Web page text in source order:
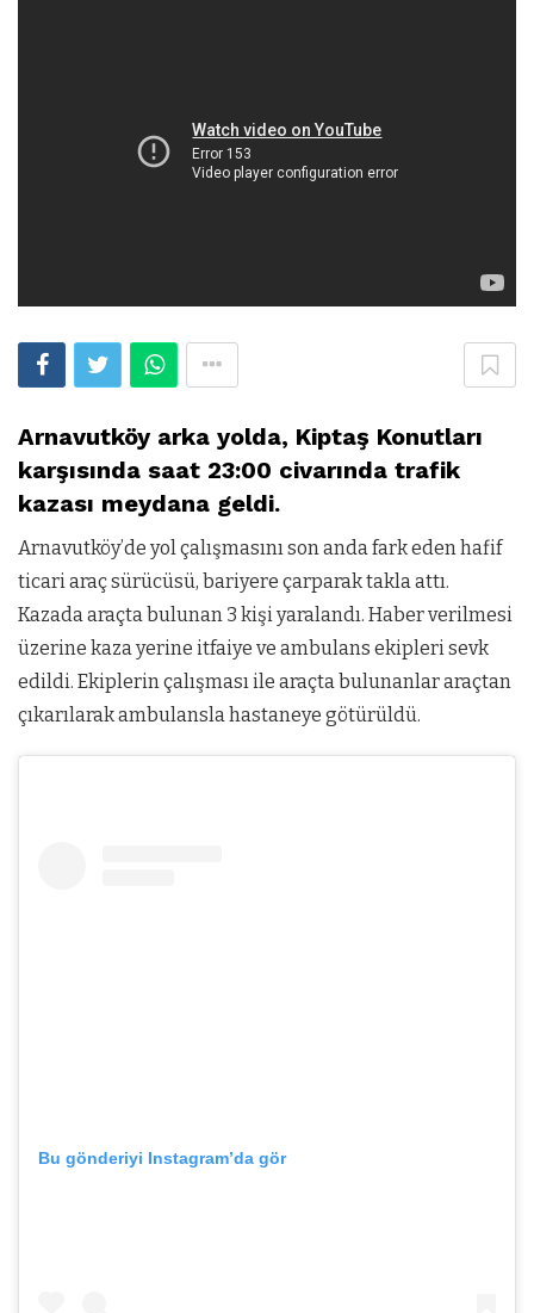
Arnavutköy arka yolda, Kiptaş Konutları
karşısında saat 23:00 civarında trafik
kazası meydana geldi.
Arnavutköy’de yol çalışmasını son anda fark eden hafif
ticari araç sürücüsü, bariyere çarparak takla attı.
Kazada araçta bulunan 3 kişi yaralandı. Haber verilmesi
üzerine kaza yerine itfaiye ve ambulans ekipleri sevk
edildi. Ekiplerin çalışması ile araçta bulunanlar araçtan
çıkarılarak ambulansla hastaneye götürüldü.
Bu gönderiyi Instagram’da gör